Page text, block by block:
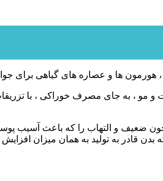
، هورمون ها و عصاره های گیاهی
مو ، به جای مصرف خوراکی ، با
ضعیف و التهاب را که باعث آسیب
قادر به تولید به همان میزان افزایش